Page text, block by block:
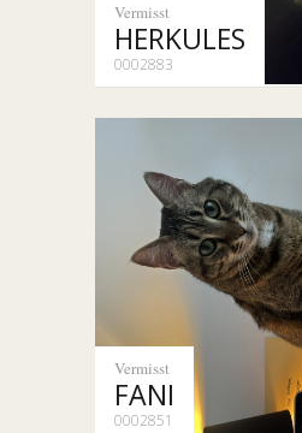
Vermisst
HERKULES
0002883
Vermisst
FANI
0002851